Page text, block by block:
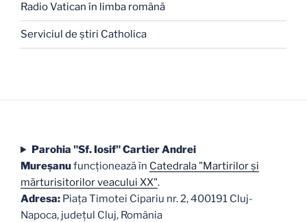
Radio Vatican în limba română
Serviciul de ştiri Catholica
Parohia "Sf. Iosif" Cartier Andrei
Mureşanufuncţionează în Catedrala "Martirilor şi
mărturisitorilor veacului XX".
Adresa: Piaţa Timotei Cipariu nr. 2, 400191 Cluj-
Napoca, judeţul Cluj, România